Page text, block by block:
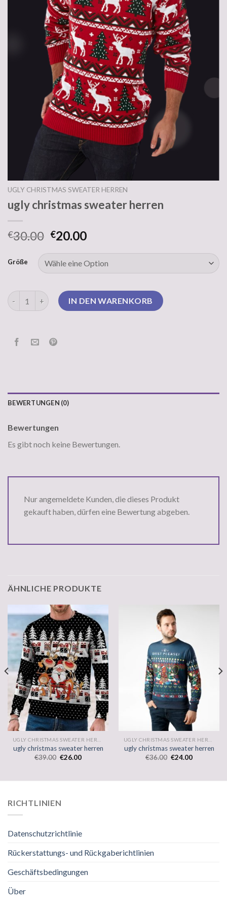
UGLY CHRISTMAS SWEATER HERREN
ugly christmas sweater herren
€30.00 €20.00
Größe
ugly christmas sweater herren Menge
IN DEN WARENKORB
BEWERTUNGEN (0)
Bewertungen
Es gibt noch keine Bewertungen.
Nur angemeldete Kunden, die dieses Produkt
gekauft haben, dürfen eine Bewertung abgeben.
ÄHNLICHE PRODUKTE
ugly christmas sweater herren
€39.00 €26.00
ugly christmas sweater herren
€36.00 €24.00
RICHTLINIEN
Datenschutzrichtlinie
Rückerstattungs- und Rückgaberichtlinien
Geschäftsbedingungen
Über